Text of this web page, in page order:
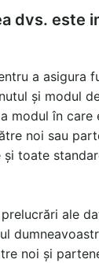
dvs. este
a asigura
și modul
modul în care
noi sau
toate
ale
noi și